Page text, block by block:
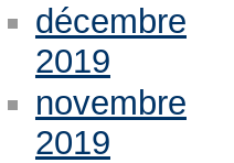
décembre
2019
novembre
2019